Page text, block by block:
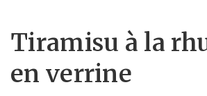
Tiramisu à la
en verrine